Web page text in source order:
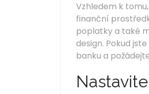
Vzhledem k
finanční
poplatky a také
design. Pokud
banku a